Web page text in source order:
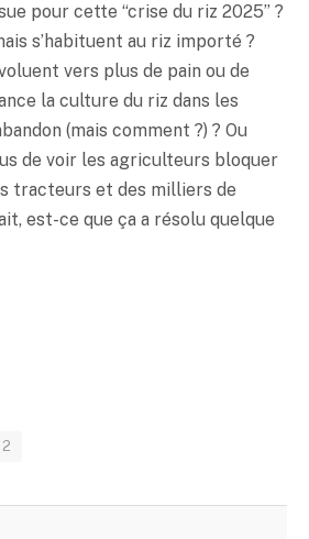
pour cette “crise du riz 2025” ?
s’habituent au riz importé ?
vers plus de pain ou de
la culture du riz dans les
(mais comment ?) ? Ou
de voir les agriculteurs bloquer
tracteurs et des milliers de
est-ce que ça a résolu quelque